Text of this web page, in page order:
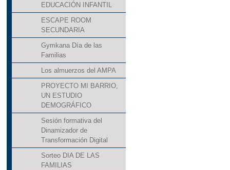
EDUCACIÓN INFANTIL
ESCAPE ROOM
SECUNDARIA
Gymkana Día de las
Familias
Los almuerzos del AMPA
PROYECTO MI BARRIO,
UN ESTUDIO
DEMOGRÁFICO
Sesión formativa del
Dinamizador de
Transformación Digital
Sorteo DIA DE LAS
FAMILIAS